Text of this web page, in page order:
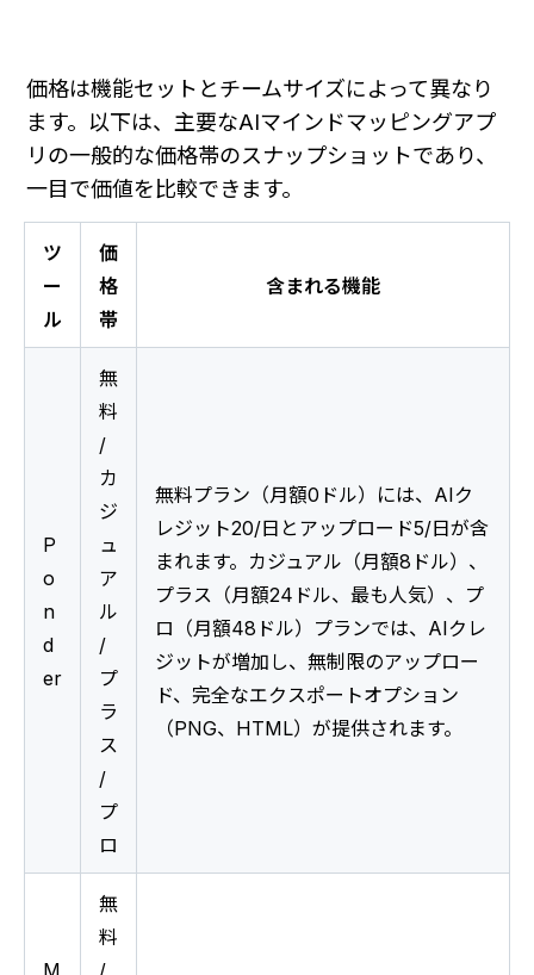
価格は機能セットとチームサイズによって異なり
ます。以下は、主要なAIマインドマッピングアプ
リの一般的な価格帯のスナップショットであり、
一目で価値を比較できます。
ツ
ー
ル
価
格
帯
含まれる機能
P
o
n
d
er
無
料
/
カ
ジ
ュ
ア
ル
/
プ
ラ
ス
/
プ
ロ
無料プラン（月額0ドル）には、AIク
レジット20/日とアップロード5/日が含
まれます。カジュアル（月額8ドル）、
プラス（月額24ドル、最も人気）、プ
ロ（月額48ドル）プランでは、AIクレ
ジットが増加し、無制限のアップロー
ド、完全なエクスポートオプション
（PNG、HTML）が提供されます。
M
無
料
/